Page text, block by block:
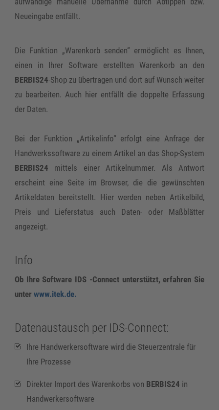
Neueingabe entfällt.
Die Funktion „Warenkorb senden“ ermöglicht es Ihnen,
einen in Ihrer Software erstellten Warenkorb an den
BERBIS24-Shop zu übertragen und dort auf Wunsch weiter
zu bearbeiten. Auch hier entfällt die doppelte Erfassung
der Daten.
Bei der Funktion „Artikelinfo“ erfolgt eine Anfrage der
Handwerkssoftware zu einem Artikel an das Shop-System
BERBIS24 mittels einer Artikelnummer. Als Antwort
erscheint eine Seite im Browser, die die gewünschten
Artikeldaten bereitstellt. Hier werden neben Artikelbild,
Preis und Lieferstatus auch Daten- oder Maßblätter
angezeigt.
Info
Ob Ihre Software IDS -Connect unterstützt, erfahren Sie
unter www.itek.de.
Datenaustausch per IDS-Connect:
Ihre Handwerkersoftware wird die Steuerzentrale für
Ihre Prozesse
Direkter Import des Warenkorbs von BERBIS24 in
Handwerkersoftware